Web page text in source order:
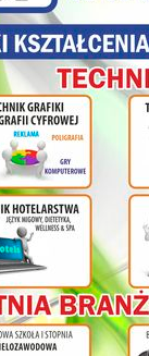
2021. All rights